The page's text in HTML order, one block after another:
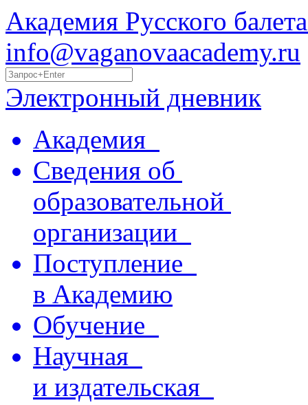
Академия Русского
info@vaganovaacademy.ru
Электронный дневник
Академия
Сведения об
образовательной
организации
Поступление
в Академию
Обучение
Научная
и издательская